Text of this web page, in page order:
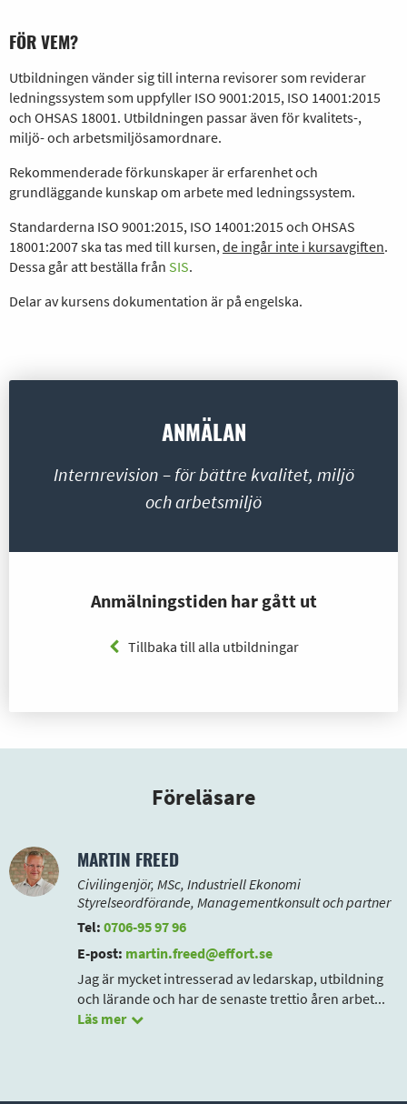
FÖR VEM?
Utbildningen vänder sig till interna revisorer som reviderar
ledningssystem som uppfyller ISO 9001:2015, ISO 14001:2015
och OHSAS 18001. Utbildningen passar även för kvalitets-,
miljö- och arbetsmiljösamordnare.
Rekommenderade förkunskaper är erfarenhet och
grundläggande kunskap om arbete med ledningssystem.
Standarderna ISO 9001:2015, ISO 14001:2015 och OHSAS
18001:2007 ska tas med till kursen,de ingår inte i kursavgiften.
Dessa går att beställa från SIS.
Delar av kursens dokumentation är på engelska.
ANMÄLAN
Internrevision – för bättre kvalitet, miljö
och arbetsmiljö
Anmälningstiden har gått ut
Tillbaka till alla utbildningar
Föreläsare
MARTIN FREED
Civilingenjör, MSc, Industriell Ekonomi
Styrelseordförande, Managementkonsult och partner
Tel: 0706-95 97 96
E-post: martin.freed@effort.se
Jag är mycket intresserad av ledarskap, utbildning
och lärande och har de senaste trettio åren arbet...
Läs mer